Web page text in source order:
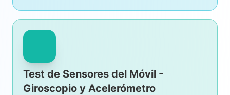
Test de Sensores del Móvil -
Giroscopio y Acelerómetro